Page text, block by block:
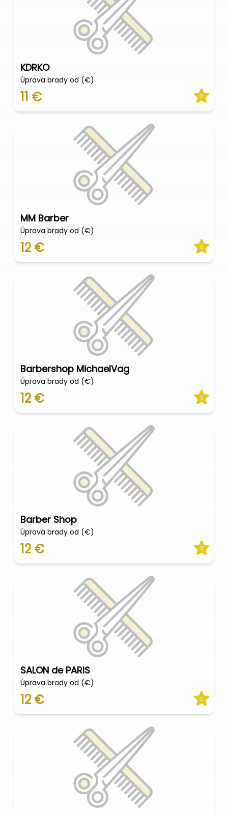
KDRKO
Úprava brady od (€)
11 € 0
MM Barber
Úprava brady od (€)
12 € 0
Barbershop MichaelVag
Úprava brady od (€)
12 € 0
Barber Shop
Úprava brady od (€)
12 € 0
SALON de PARIS
Úprava brady od (€)
12 € 0